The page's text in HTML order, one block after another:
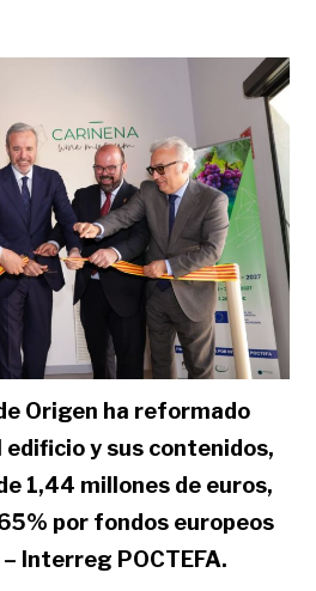
Origen ha reformado
y sus contenidos,
1,44 millones de euros,
por fondos europeos
Interreg POCTEFA.